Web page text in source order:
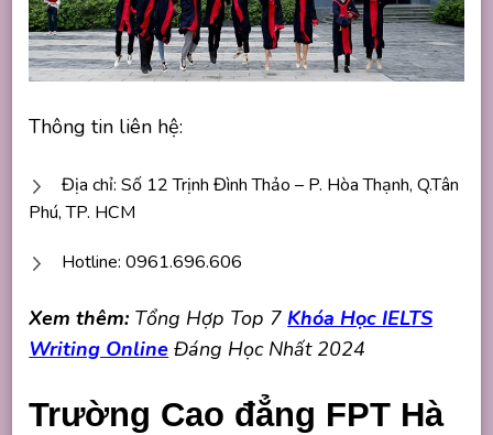
Thông tin liên hệ:
Địa chỉ: Số 12 Trịnh Đình Thảo – P. Hòa Thạnh, Q.Tân
Phú, TP. HCM
Hotline: 0961.696.606
Xem thêm: Tổng Hợp Top 7Khóa Học IELTS
Writing Online Đáng Học Nhất 2024
Trường Cao đẳng FPT Hà